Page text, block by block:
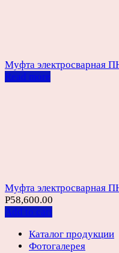
Муфта электросварная
Read more
Муфта электросварная
Р58,600.00
Add to cart
Каталог продукции
Фотогалерея